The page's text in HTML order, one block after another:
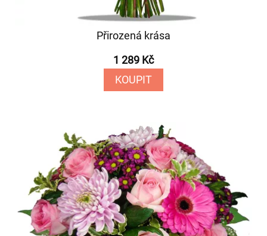
Přirozená krása
1 289 Kč
KOUPIT